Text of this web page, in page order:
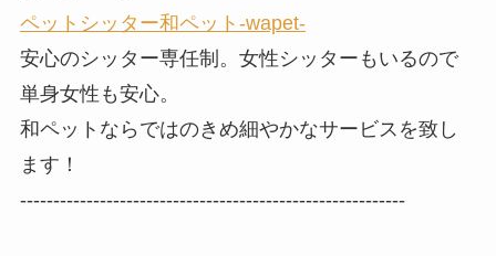
ペットシッター和ペット-wapet-
安心のシッター専任制。女性シッターもいるので
単身女性も安心。
和ペットならではのきめ細やかなサービスを致し
ます！
----------------------------------------------------------